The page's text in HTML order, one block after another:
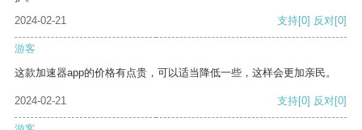
2024-02-21
支持[0] 反对[0]
游客
这款加速器app的价格有点贵，可以适当降低一些，这样会更加亲民。
2024-02-21 支持[0] 反对[0]